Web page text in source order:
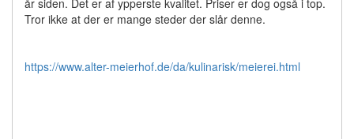
år siden. Det er af ypperste kvalitet. Priser er dog også i top.
Tror ikke at der er mange steder der slår denne.
https://www.alter-meierhof.de/da/kulinarisk/meierei.html